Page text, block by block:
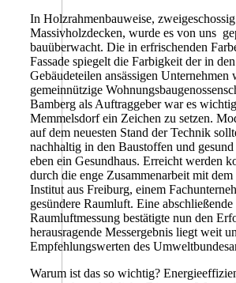
In Holzrahmenbauweise,
Massivholzdecken, wurde es von uns
bauüberwacht. Die in erfrischenden
Fassade spiegelt die Farbigkeit der in
Gebäudeteilen ansässigen Unternehmen
gemeinnützige
Bamberg als Auftraggeber war es
Memmelsdorf ein Zeichen zu setzen.
auf dem neuesten Stand der Technik
nachhaltig in den Baustoffen und
eben ein Gesundhaus. Erreicht werden
durch die enge Zusammenarbeit mit dem
Institut aus Freiburg, einem
gesündere Raumluft. Eine abschließende
Raumluftmessung bestätigte nun den
herausragende Messergebnis liegt weit
Empfehlungswerten des
Warum ist das so wichtig?